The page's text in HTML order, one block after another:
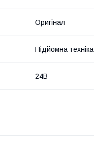
Оригінал
Підйомна техніка
24В